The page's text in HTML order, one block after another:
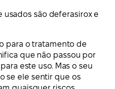
são deferasirox e
para o tratamento de
que não passou por
este uso. Mas o seu
se ele sentir que os